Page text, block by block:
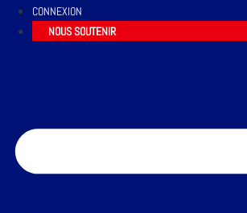
CONNEXION
NOUS SOUTENIR